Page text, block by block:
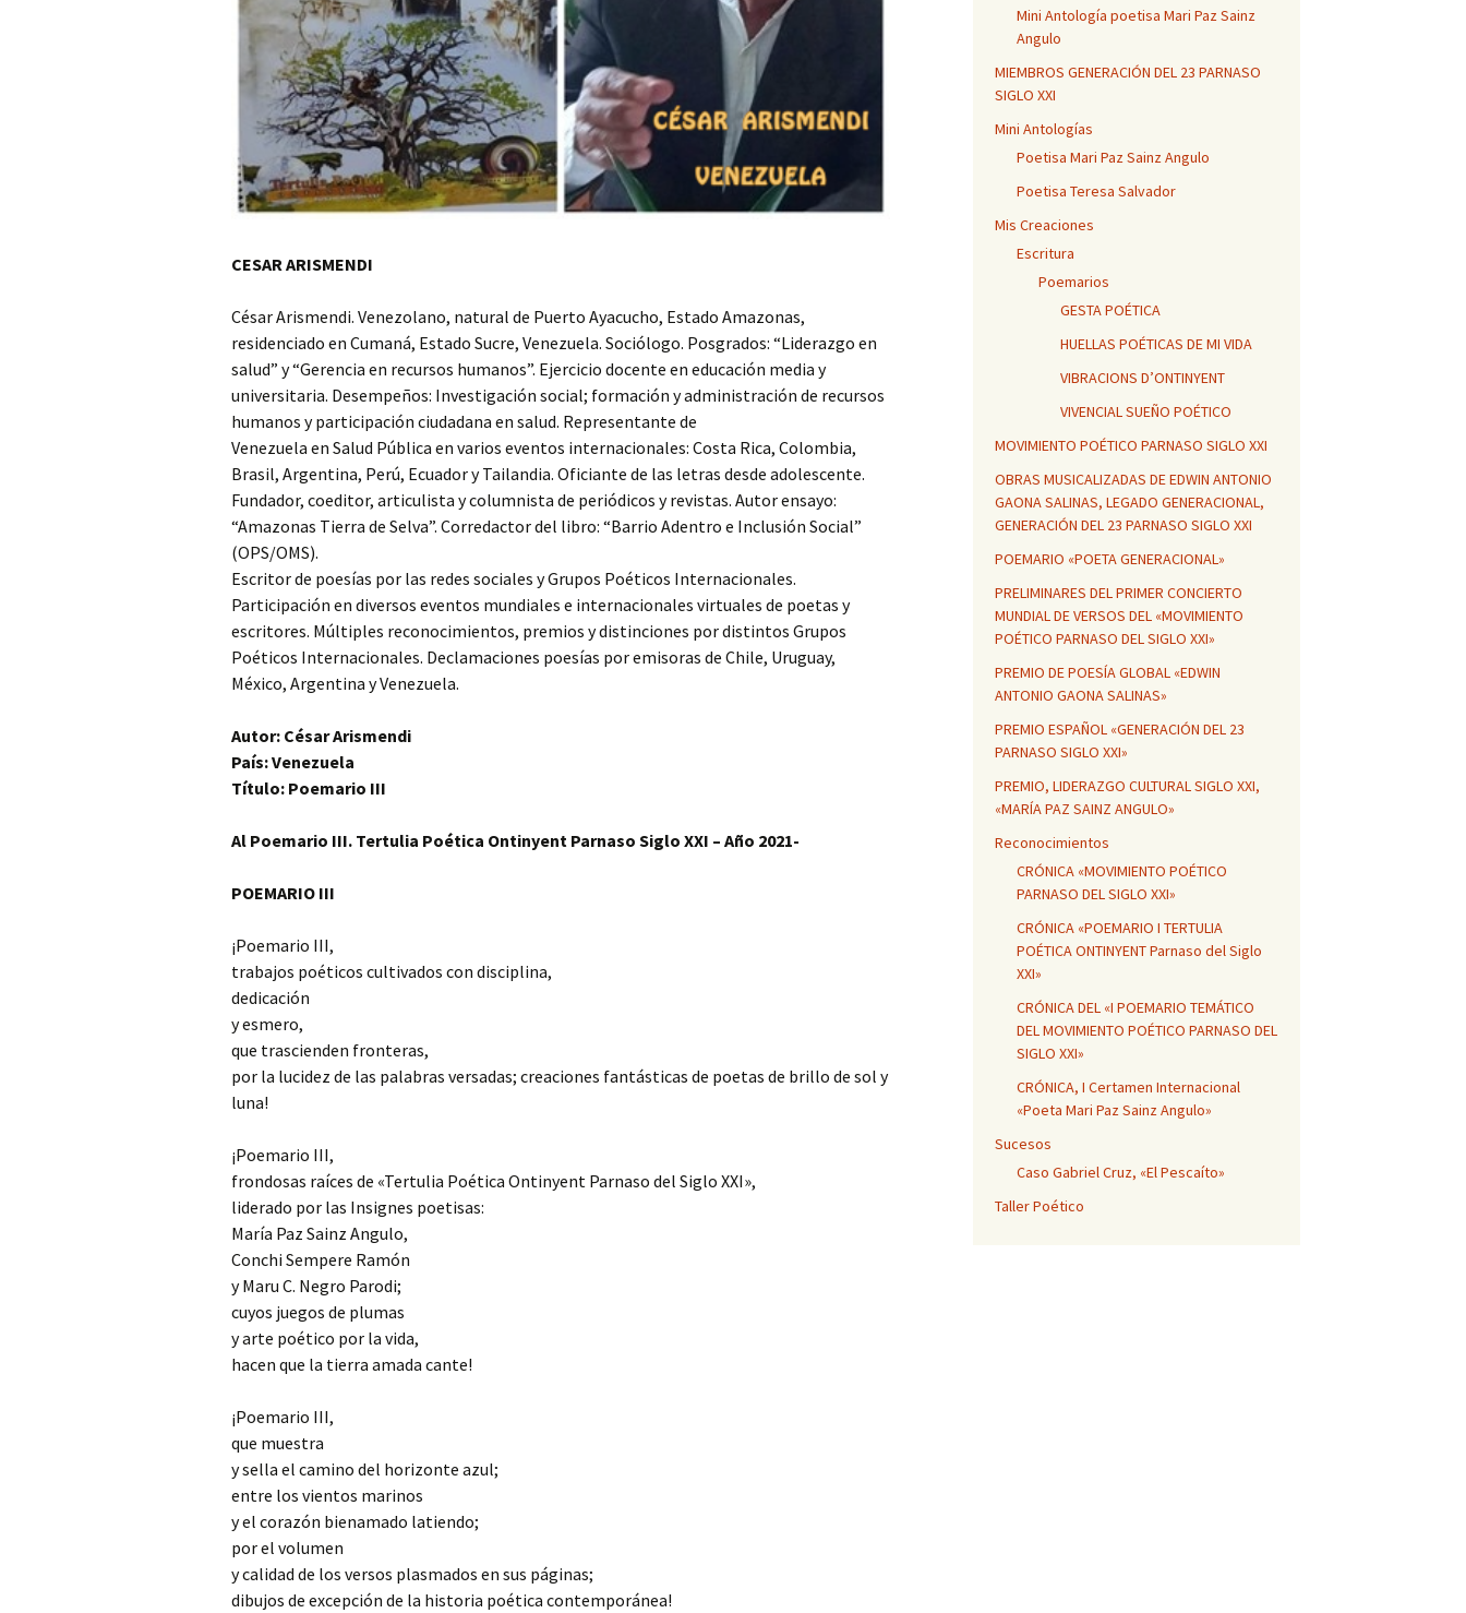
23 PARNASO SIGLO XXI
MÍRIAM FERNANDEZ –
ARGENTINA MIEMBRO
DE LA GENERACIÓN DEL
23 PARNASO SIGLO XXI
MARÚ C. NEGRO PARODI
– CHILE, MIEMBRO DE LA
GENERACIÓN DEL 23
PARNASO SIGLO XXI
23 PARNASO SIGLO XXI
ROSENDO GASPAR
RAMOS MIEMBRO DE LA
GENERACIÓN DEL 23
PARNASO SIGLO XXI
CRISTHIAN EDGAR
MANSILLA TORREJÓN,
PREMIO ESPAÑOL…,
PRIMER CONCIERTO
MUNDIAL DE VERSOS
PATRICIA PEÑALVER
GALLARDO, PREMIO
ESPAÑOL…, PRIMER
CONCIERTO MUNDIAL
DE VERSOS
CONCIERTO MUNDIAL
IUDITA MIREA, PREMIO
ESPAÑOL…, PRIMER
CONCIERTO MUNDIAL
DE VERSOS
FELICITA ARENAS
VALENZUELA, PREMIO
ESPAÑOL…, PRIMER
CONCIERTO MUNDIAL
PREMIO ESPAÑOL…, I
CONCIERTO MUNDIAL
DE VERSOS
CESAR ARISMENDI
César Arismendi. Venezolano, natural de Puerto Ayacucho, Estado Amazonas,
residenciado en Cumaná, Estado Sucre, Venezuela. Sociólogo. Posgrados: “Liderazgo en
salud” y “Gerencia en recursos humanos”. Ejercicio docente en educación media y
universitaria. Desempeños: Investigación social; formación y administración de recursos
humanos y participación ciudadana en salud. Representante de
Venezuela en Salud Pública en varios eventos internacionales: Costa Rica, Colombia,
Brasil, Argentina, Perú, Ecuador y Tailandia. Oficiante de las letras desde adolescente.
Fundador, coeditor, articulista y columnista de periódicos y revistas. Autor ensayo:
“Amazonas Tierra de Selva”. Corredactor del libro: “Barrio Adentro e Inclusión Social”
(OPS/OMS).
Escritor de poesías por las redes sociales y Grupos Poéticos Internacionales.
Participación en diversos eventos mundiales e internacionales virtuales de poetas y
escritores. Múltiples reconocimientos, premios y distinciones por distintos Grupos
Poéticos Internacionales. Declamaciones poesías por emisoras de Chile, Uruguay,
México, Argentina y Venezuela.
Autor: César Arismendi
País: Venezuela
Título: Poemario III
Al Poemario III. Tertulia Poética Ontinyent Parnaso Siglo XXI – Año 2021-
POEMARIO III
¡Poemario III,
trabajos poéticos cultivados con disciplina,
dedicación
y esmero,
que trascienden fronteras,
por la lucidez de las palabras versadas; creaciones fantásticas de poetas de brillo de sol y
luna!
¡Poemario III,
frondosas raíces de «Tertulia Poética Ontinyent Parnaso del Siglo XXI»,
liderado por las Insignes poetisas:
María Paz Sainz Angulo,
Conchi Sempere Ramón
y Maru C. Negro Parodi;
cuyos juegos de plumas
y arte poético por la vida,
hacen que la tierra amada cante!
¡Poemario III,
que muestra
y sella el camino del horizonte azul;
entre los vientos marinos
y el corazón bienamado latiendo;
por el volumen
y calidad de los versos plasmados en sus páginas;
dibujos de excepción de la historia poética contemporánea!
Mini Antología poetisa Mari Paz Sainz
Angulo
MIEMBROS GENERACIÓN DEL 23 PARNASO
SIGLO XXI
Mini Antologías
Poetisa Mari Paz Sainz Angulo
Poetisa Teresa Salvador
Mis Creaciones
Escritura
Poemarios
GESTA POÉTICA
HUELLAS POÉTICAS DE MI VIDA
VIBRACIONS D’ONTINYENT
VIVENCIAL SUEÑO POÉTICO
MOVIMIENTO POÉTICO PARNASO SIGLO XXI
OBRAS MUSICALIZADAS DE EDWIN ANTONIO
GAONA SALINAS, LEGADO GENERACIONAL,
GENERACIÓN DEL 23 PARNASO SIGLO XXI
POEMARIO «POETA GENERACIONAL»
PRELIMINARES DEL PRIMER CONCIERTO
MUNDIAL DE VERSOS DEL «MOVIMIENTO
POÉTICO PARNASO DEL SIGLO XXI»
PREMIO DE POESÍA GLOBAL «EDWIN
ANTONIO GAONA SALINAS»
PREMIO ESPAÑOL «GENERACIÓN DEL 23
PARNASO SIGLO XXI»
PREMIO, LIDERAZGO CULTURAL SIGLO XXI,
«MARÍA PAZ SAINZ ANGULO»
Reconocimientos
CRÓNICA «MOVIMIENTO POÉTICO
PARNASO DEL SIGLO XXI»
CRÓNICA «POEMARIO I TERTULIA
POÉTICA ONTINYENT Parnaso del Siglo
XXI»
CRÓNICA DEL «I POEMARIO TEMÁTICO
DEL MOVIMIENTO POÉTICO PARNASO DEL
SIGLO XXI»
CRÓNICA, I Certamen Internacional
«Poeta Mari Paz Sainz Angulo»
Sucesos
Caso Gabriel Cruz, «El Pescaíto»
Taller Poético